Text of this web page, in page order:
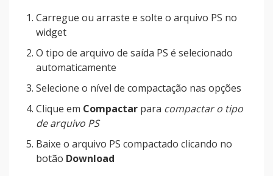
Carregue ou arraste e solte o arquivo PS no
widget
O tipo de arquivo de saída PS é selecionado
automaticamente
Selecione o nível de compactação nas opções
Clique em Compactar para compactar o tipo
de arquivo PS
Baixe o arquivo PS compactado clicando no
botão Download